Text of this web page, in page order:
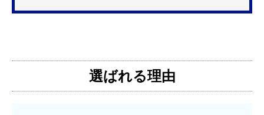
【その他感想・コメント】
選ばれる理由